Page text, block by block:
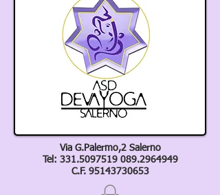
Via G.Palermo,2 Salerno
Tel: 331.5097519 089.2964949
C.F. 95143730653